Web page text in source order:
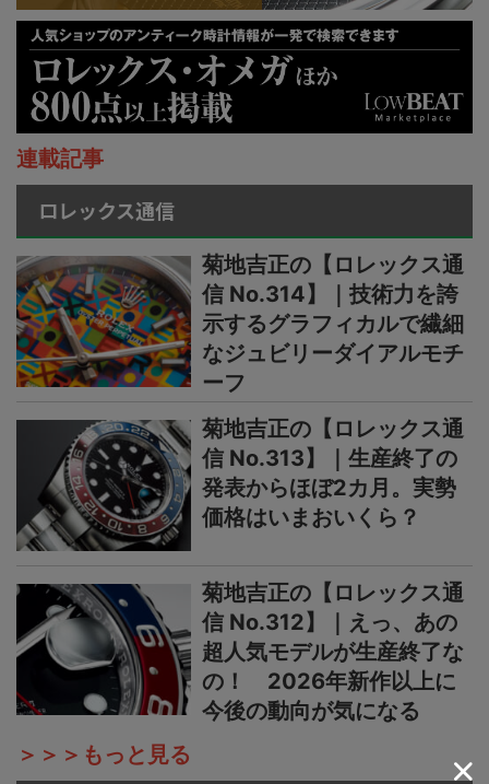
連載記事
ロレックス通信
菊地吉正の【ロレックス通
信 No.314】｜技術力を誇
示するグラフィカルで繊細
なジュビリーダイアルモチ
ーフ
菊地吉正の【ロレックス通
信 No.313】｜生産終了の
発表からほぼ2カ月。実勢
価格はいまおいくら？
菊地吉正の【ロレックス通
信 No.312】｜えっ、あの
超人気モデルが生産終了な
の！ 2026年新作以上に
今後の動向が気になる
＞＞＞もっと見る